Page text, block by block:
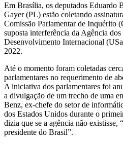
Em Brasília, os deputados Eduardo
Gayer (PL) estão coletando
Comissão Parlamentar de Inquérito
suposta interferência da Agência
Desenvolvimento Internacional
2022.
Até o momento foram coletadas
parlamentares no requerimento de
A iniciativa dos parlamentares foi
a divulgação de um trecho de uma
Benz, ex-chefe do setor de
dos Estados Unidos durante o
dizia que se a agência não existisse,
presidente do Brasil”.